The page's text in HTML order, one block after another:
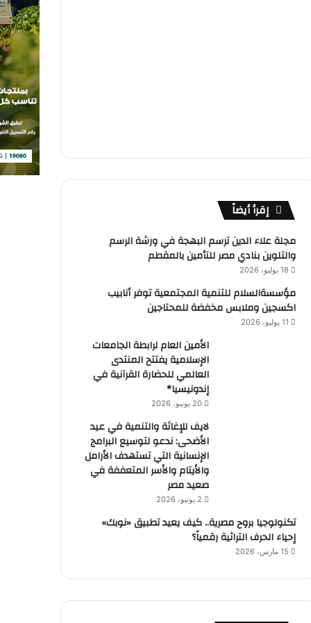
إقرأ أيضاً
مجلة علاء الدين ترسم البهجة في ورشة الرسم
والتلوين بنادي مصر للتأمين بالمقطم
18 يوليو، 2026
مؤسسةالسلام للتنمية المجتمعية توفر أنابيب
اكسجين وملابس مخفضة للمحتاجين
11 يوليو، 2026
الأمين العام لرابطة الجامعات
الإسلامية يفتتح المنتدى
العالمي للحضارة القرآنية في
إندونيسيا*
20 يونيو، 2026
لايف للإغاثة والتنمية في عيد
الأضحى: ندعو لتوسيع البرامج
الإنسانية التي تستهدف الأرامل
والأيتام والأسر المتعففة في
صعيد مصر
2 يونيو، 2026
​تكنولوجيا بروح مصرية.. كيف يعيد تطبيق «نوبك»
إحياء الحرف التراثية رقمياً؟
15 مارس، 2026